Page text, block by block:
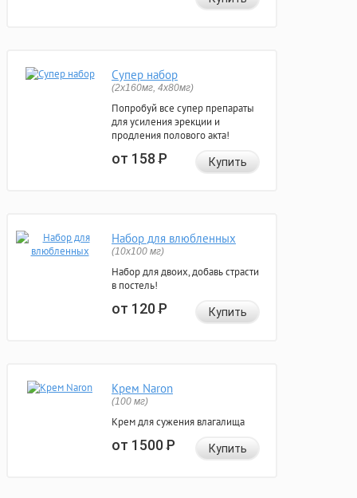
Супер набор
(2х160мг, 4х80мг)
Попробуй все супер препараты
для усиления эрекции и
продления полового акта!
от 158Р Купить
Набор для влюбленных
(10х100 мг)
Набор для двоих, добавь страсти
в постель!
от 120Р Купить
Крем Naron
(100 мг)
Крем для сужения влагалища
от 1500Р Купить